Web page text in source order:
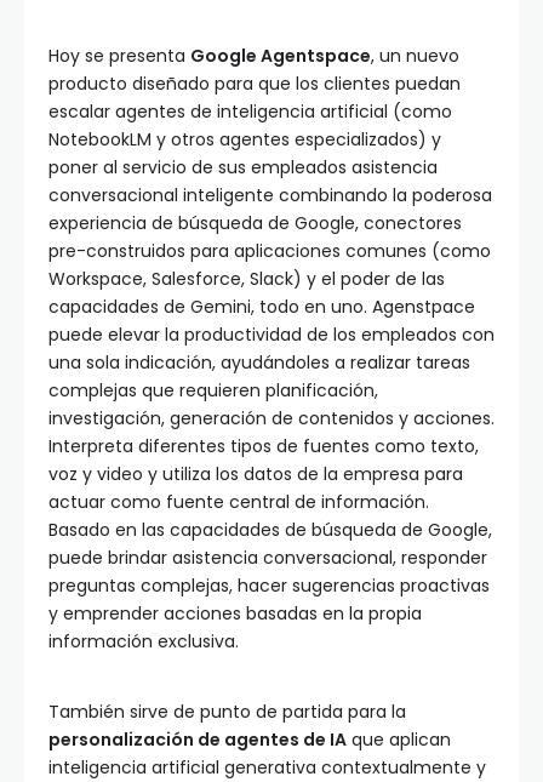
Hoy se presenta Google Agentspace, un nuevo
producto diseñado para que los clientes puedan
escalar agentes de inteligencia artificial (como
NotebookLM y otros agentes especializados) y
poner al servicio de sus empleados asistencia
conversacional inteligente combinando la poderosa
experiencia de búsqueda de Google, conectores
pre-construidos para aplicaciones comunes (como
Workspace, Salesforce, Slack) y el poder de las
capacidades de Gemini, todo en uno. Agenstpace
puede elevar la productividad de los empleados con
una sola indicación, ayudándoles a realizar tareas
complejas que requieren planificación,
investigación, generación de contenidos y acciones.
Interpreta diferentes tipos de fuentes como texto,
voz y video y utiliza los datos de la empresa para
actuar como fuente central de información.
Basado en las capacidades de búsqueda de Google,
puede brindar asistencia conversacional, responder
preguntas complejas, hacer sugerencias proactivas
y emprender acciones basadas en la propia
información exclusiva.
También sirve de punto de partida para la
personalización de agentes de IA que aplican
inteligencia artificial generativa contextualmente y